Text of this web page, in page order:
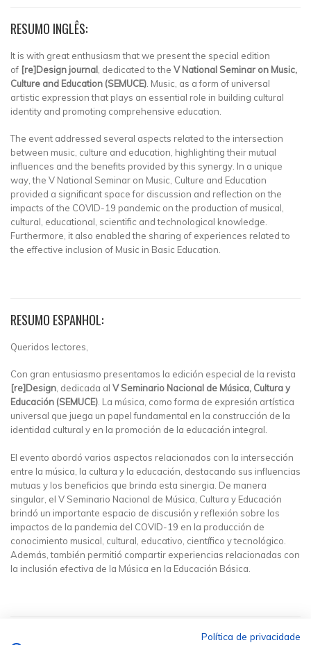
RESUMO INGLÊS:
It is with great enthusiasm that we present the special edition
of [re]Design journal , dedicated to the V National Seminar on Music,
Culture and Education (SEMUCE) . Music, as a form of universal
artistic expression that plays an essential role in building cultural
identity and promoting comprehensive education.
The event addressed several aspects related to the intersection
between music, culture and education, highlighting their mutual
influences and the benefits provided by this synergy. In a unique
way, the V National Seminar on Music, Culture and Education
provided a significant space for discussion and reflection on the
impacts of the COVID-19 pandemic on the production of musical,
cultural, educational, scientific and technological knowledge.
Furthermore, it also enabled the sharing of experiences related to
the effective inclusion of Music in Basic Education.
RESUMO ESPANHOL:
Queridos lectores,
Con gran entusiasmo presentamos la edición especial de la revista
[re]Design , dedicada al V Seminario Nacional de Música, Cultura y
Educación (SEMUCE) . La música, como forma de expresión artística
universal que juega un papel fundamental en la construcción de la
identidad cultural y en la promoción de la educación integral.
El evento abordó varios aspectos relacionados con la intersección
entre la música, la cultura y la educación, destacando sus influencias
mutuas y los beneficios que brinda esta sinergia. De manera
singular, el V Seminario Nacional de Música, Cultura y Educación
brindó un importante espacio de discusión y reflexión sobre los
impactos de la pandemia del COVID-19 en la producción de
conocimiento musical, cultural, educativo, científico y tecnológico.
Además, también permitió compartir experiencias relacionadas con
la inclusión efectiva de la Música en la Educación Básica.
Política de privacidade